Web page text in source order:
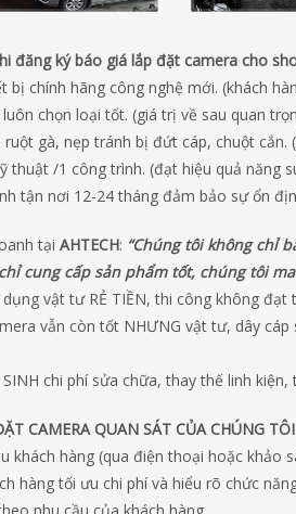
đăng ký báo giá lắp đặt camera cho
bị chính hãng công nghệ mới. (khách
chọn loại tốt. (giá trị về sau quan
ruột gà, nẹp tránh bị đứt cáp, chuột
thuật /1 công trình. (đạt hiệu quả năng
tận nơi 12-24 tháng đảm bảo sự ổn
tại AHTECH: “Chúng tôi không chỉ
cung cấp sản phẩm tốt, chúng tôi
vật tư RẺ TIỀN, thi công không
vẫn còn tốt NHƯNG vật tư, dây
chi phí sửa chữa, thay thế linh
CAMERA QUAN SÁT CỦA CHÚNG TÔI
khách hàng (qua điện thoại hoặc khảo
hàng tối ưu chi phí và hiểu rõ chức